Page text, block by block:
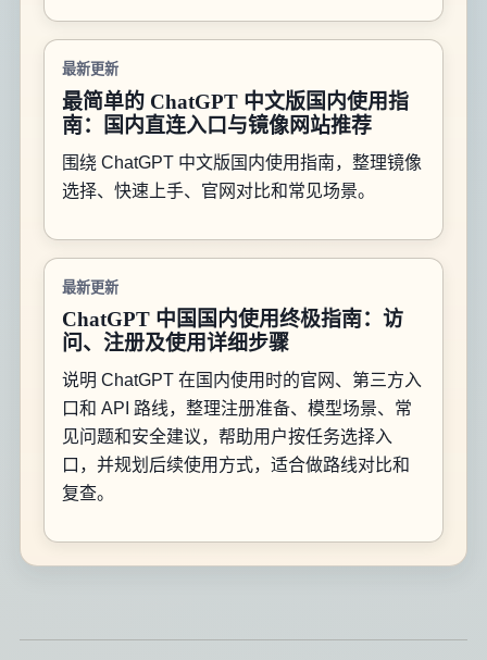
最新更新
最简单的 ChatGPT 中文版国内使用指
南：国内直连入口与镜像网站推荐
围绕 ChatGPT 中文版国内使用指南，整理镜像
选择、快速上手、官网对比和常见场景。
最新更新
ChatGPT 中国国内使用终极指南：访
问、注册及使用详细步骤
说明 ChatGPT 在国内使用时的官网、第三方入
口和 API 路线，整理注册准备、模型场景、常
见问题和安全建议，帮助用户按任务选择入
口，并规划后续使用方式，适合做路线对比和
复查。